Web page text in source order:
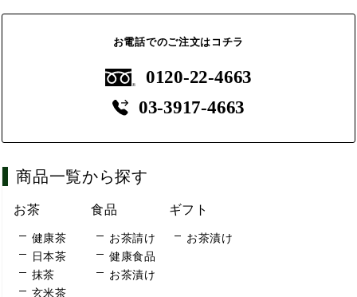
お電話でのご注文はコチラ
0120-22-4663
03-3917-4663
商品一覧から探す
お茶
健康茶
日本茶
抹茶
玄米茶
食品
お茶請け
健康食品
お茶漬け
ギフト
お茶漬け